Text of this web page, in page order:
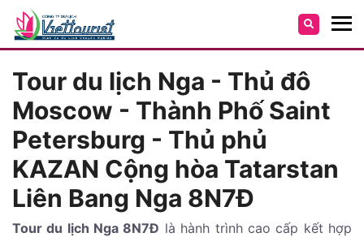
Tour du lịch Nga - Thủ đô
Moscow - Thành Phố Saint
Petersburg - Thủ phủ
KAZAN Cộng hòa Tatarstan
Liên Bang Nga 8N7Đ
Tour du lịch Nga 8N7Đ là hành trình cao cấp kết hợp